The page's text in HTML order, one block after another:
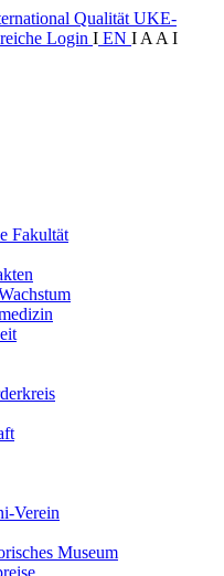
Qualität UKE-
Login I EN I A A I
Fakultät
Verein
Museum